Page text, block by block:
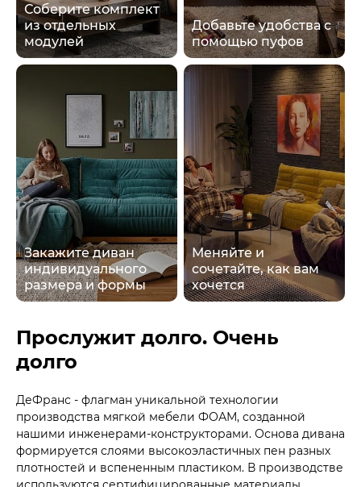
Соберите комплект
из отдельных
модулей
Добавьте удобства с
помощью пуфов
Закажите диван
индивидуального
размера и формы
Меняйте и
сочетайте, как вам
хочется
Прослужит долго. Очень
долго
ДеФранс - флагман уникальной технологии
производства мягкой мебели ФОАМ, созданной
нашими инженерами-конструкторами. Основа дивана
формируется слоями высокоэластичных пен разных
плотностей и вспененным пластиком. В производстве